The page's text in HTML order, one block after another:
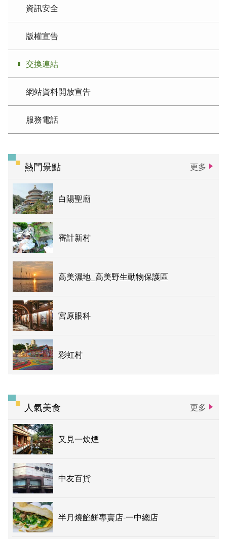
資訊安全
版權宣告
交換連結
網站資料開放宣告
服務電話
熱門景點 更多
白陽聖廟
審計新村
高美濕地_高美野生動物保護區
宮原眼科
彩虹村
人氣美食 更多
又見一炊煙
中友百貨
半月燒餡餅專賣店-一中總店